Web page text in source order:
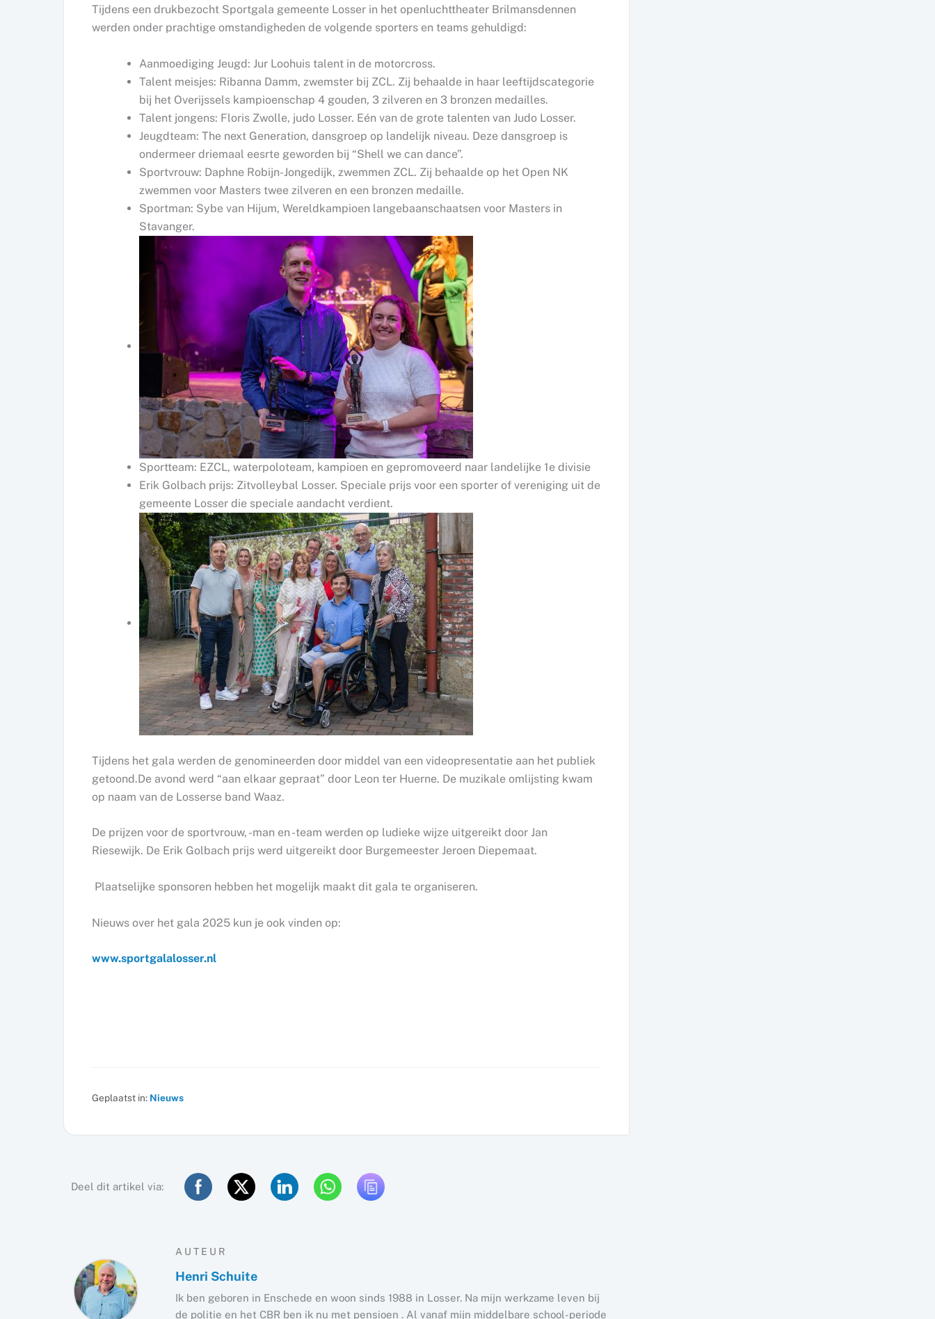
Tijdens een drukbezocht Sportgala gemeente Losser in het openluchttheater Brilmansdennen
werden onder prachtige omstandigheden de volgende sporters en teams gehuldigd:
Aanmoediging Jeugd: Jur Loohuis talent in de motorcross.
Talent meisjes: Ribanna Damm, zwemster bij ZCL. Zij behaalde in haar leeftijdscategorie
bij het Overijssels kampioenschap 4 gouden, 3 zilveren en 3 bronzen medailles.
Talent jongens: Floris Zwolle, judo Losser. Eén van de grote talenten van Judo Losser.
Jeugdteam: The next Generation, dansgroep op landelijk niveau. Deze dansgroep is
ondermeer driemaal eesrte geworden bij “Shell we can dance”.
Sportvrouw: Daphne Robijn-Jongedijk, zwemmen ZCL. Zij behaalde op het Open NK
zwemmen voor Masters twee zilveren en een bronzen medaille.
Sportman: Sybe van Hijum, Wereldkampioen langebaanschaatsen voor Masters in
Stavanger.
Sportteam: EZCL, waterpoloteam, kampioen en gepromoveerd naar landelijke 1e divisie
Erik Golbach prijs: Zitvolleybal Losser. Speciale prijs voor een sporter of vereniging uit de
gemeente Losser die speciale aandacht verdient.
Tijdens het gala werden de genomineerden door middel van een videopresentatie aan het publiek
getoond.De avond werd “aan elkaar gepraat” door Leon ter Huerne. De muzikale omlijsting kwam
op naam van de Losserse band Waaz.
De prijzen voor de sportvrouw, -man en -team werden op ludieke wijze uitgereikt door Jan
Riesewijk. De Erik Golbach prijs werd uitgereikt door Burgemeester Jeroen Diepemaat.
Plaatselijke sponsoren hebben het mogelijk maakt dit gala te organiseren.
Nieuws over het gala 2025 kun je ook vinden op:
www.sportgalalosser.nl
Geplaatst in: Nieuws
Deel dit artikel via:
AUTEUR
Henri Schuite
Ik ben geboren in Enschede en woon sinds 1988 in Losser. Na mijn werkzame leven bij
de politie en het CBR ben ik nu met pensioen . Al vanaf mijn middelbare school-periode